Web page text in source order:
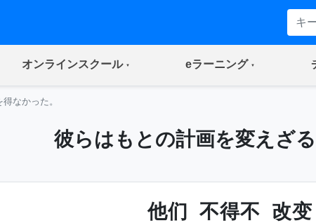
オンラインスクール(current) eラーニング(current)
なかった。
彼らはもとの計画を変えざ
他们 不得不 改变